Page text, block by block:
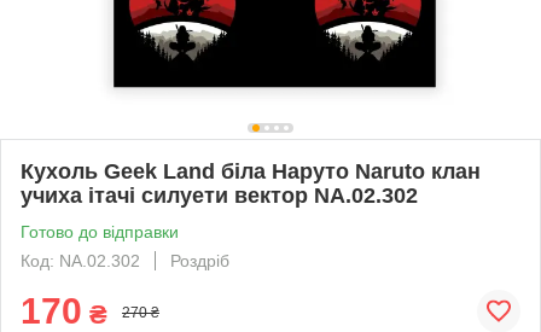
Кухоль Geek Land біла Наруто Naruto клан
учиха ітачі силуети вектор NA.02.302
Готово до відправки
Код: NA.02.302
Роздріб
170 ₴ 270 ₴